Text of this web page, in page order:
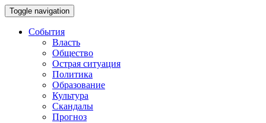
Toggle navigation
События
Власть
Общество
Острая ситуация
Политика
Образование
Культура
Скандалы
Прогноз